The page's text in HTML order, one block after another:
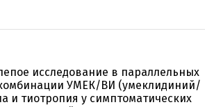
исследование в параллельных
УМЕК/ВИ (умеклидиний/
и тиотропия у симптоматических